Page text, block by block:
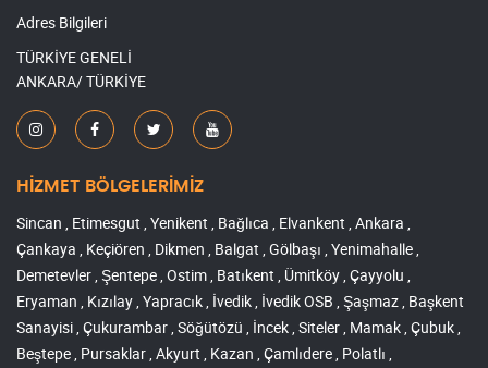
Adres Bilgileri
TÜRKİYE GENELİ
ANKARA/ TÜRKİYE
HİZMET BÖLGELERİMİZ
Sincan , Etimesgut , Yenikent , Bağlıca , Elvankent , Ankara ,
Çankaya , Keçiören , Dikmen , Balgat , Gölbaşı , Yenimahalle ,
Demetevler , Şentepe , Ostim , Batıkent , Ümitköy , Çayyolu ,
Eryaman , Kızılay , Yapracık , İvedik , İvedik OSB , Şaşmaz , Başkent
Sanayisi , Çukurambar , Söğütözü , İncek , Siteler , Mamak , Çubuk ,
Beştepe , Pursaklar , Akyurt , Kazan , Çamlıdere , Polatlı ,